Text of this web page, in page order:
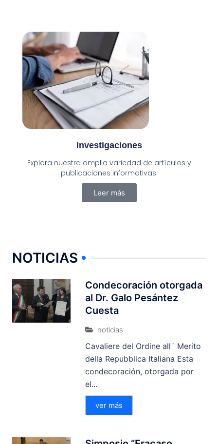
Investigaciones
Explora nuestra amplia variedad de artículos y
publicaciones informativas.​
Leer más
NOTICIAS
Condecoración otorgada
al Dr. Galo Pesántez
Cuesta
noticias
Cavaliere del Ordine all´ Merito
della Repubblica Italiana Esta
condecoración, otorgada por
el...
ver más